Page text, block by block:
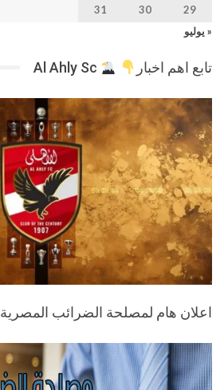
29
30
31
« يوليو
تابع اهم اخبار
اعلان هام لمصلحة الضرائب المصرية